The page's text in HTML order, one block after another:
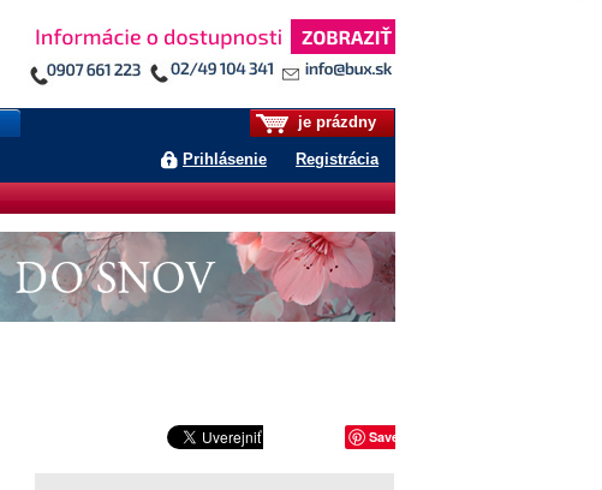
je prázdny
Prihlásenie Registrácia
Save